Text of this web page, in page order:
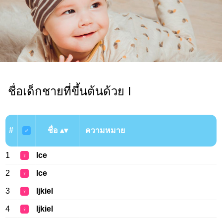
ชื่อเด็กชายที่ขึ้นต้นด้วย I
# ♂ ชื่อ ความหมาย
1 ♀ Ice
2 ♀ Ice
3 ♀ Ijkiel
4 ♀ Ijkiel